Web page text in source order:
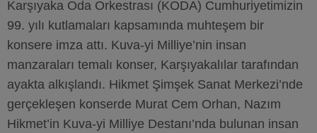
Karşıyaka Oda Orkestrası (KODA) Cumhuriyetimizin
99. yılı kutlamaları kapsamında muhteşem bir
konsere imza attı. Kuva-yi Milliye’nin insan
manzaraları temalı konser, Karşıyakalılar tarafından
ayakta alkışlandı. Hikmet Şimşek Sanat Merkezi’nde
gerçekleşen konserde Murat Cem Orhan, Nazım
Hikmet’in Kuva-yi Milliye Destanı’nda bulunan insan